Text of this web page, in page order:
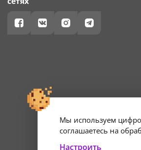
Мы используем
соглашаетесь на
Настроить